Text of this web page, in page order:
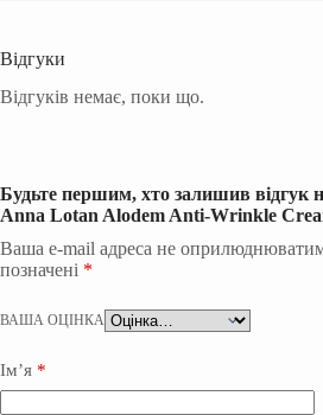
Відгуки
Відгуків немає, поки що.
Будьте першим, хто залишив відгук
Anna Lotan Alodem Anti-Wrinkle
Ваша e-mail адреса не
позначені *
ВАША ОЦІНКА
Ім’я *